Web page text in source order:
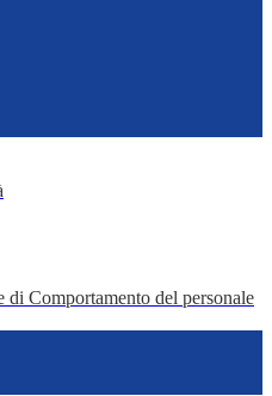
di Comportamento del personale